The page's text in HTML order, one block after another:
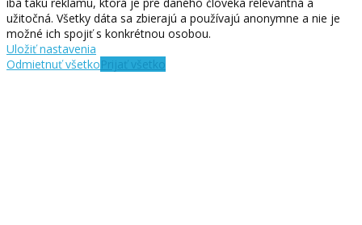
iba takú reklamu, ktorá je pre daného človeka relevantná a
užitočná. Všetky dáta sa zbierajú a používajú anonymne a nie je
možné ich spojiť s konkrétnou osobou.
Uložiť nastavenia
Odmietnuť všetkoPrijať všetko